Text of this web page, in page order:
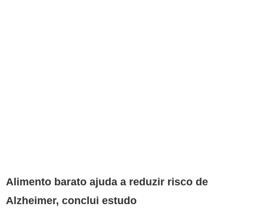
Alimento barato ajuda a reduzir risco de
Alzheimer, conclui estudo